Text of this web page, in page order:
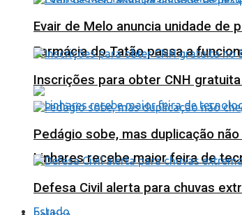
Farmácia do Tatão passa a
Linhares recebe maior feira de
Estado
Evair de Melo anuncia unidade de
Inscrições para obter CNH
Pedágio sobe, mas duplicação
Defesa Civil alerta para chuvas